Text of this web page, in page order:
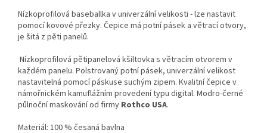
Nízkoprofilová baseballka v univerzální velikosti - lze nastavit
pomocí kovové přezky. Čepice má potní pásek a větrací otvory,
je šitá z pěti panelů.
Nízkoprofilová pětipanelová kšiltovka s větracím otvorem v
každém panelu. Polstrovaný potní pásek, univerzální velikost
nastavitelná pomocí páskuse suchým zipem. Kvalitní čepice v
námořnickém kamuflážním provedení typu digital. Modro-černé
půlnoční maskování od firmy Rothco USA.
Materiál: 100 % česaná bavlna